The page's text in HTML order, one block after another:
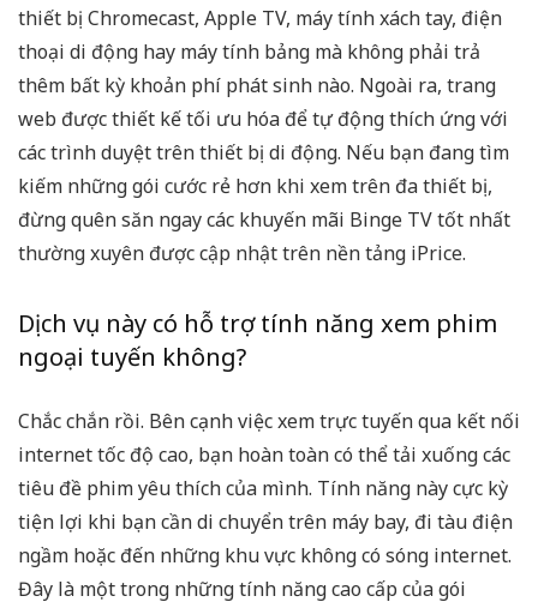
thiết bị Chromecast, Apple TV, máy tính xách tay, điện
thoại di động hay máy tính bảng mà không phải trả
thêm bất kỳ khoản phí phát sinh nào. Ngoài ra, trang
web được thiết kế tối ưu hóa để tự động thích ứng với
các trình duyệt trên thiết bị di động. Nếu bạn đang tìm
kiếm những gói cước rẻ hơn khi xem trên đa thiết bị,
đừng quên săn ngay các khuyến mãi Binge TVtốt nhất
thường xuyên được cập nhật trên nền tảng iPrice.
Dịch vụ này có hỗ trợ tính năng xem phim
ngoại tuyến không?
Chắc chắn rồi. Bên cạnh việc xem trực tuyến qua kết nối
internet tốc độ cao, bạn hoàn toàn có thể tải xuống các
tiêu đề phim yêu thích của mình. Tính năng này cực kỳ
tiện lợi khi bạn cần di chuyển trên máy bay, đi tàu điện
ngầm hoặc đến những khu vực không có sóng internet.
Đây là một trong những tính năng cao cấp của gói